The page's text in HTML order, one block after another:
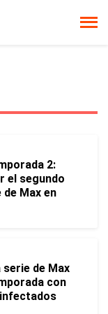
2:
el segundo
Max en
de Max
con